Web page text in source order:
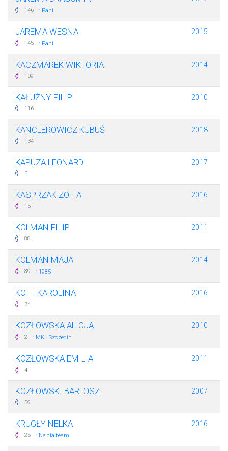
146 · Pani
JAREMA WESNA
145 · Pani
2015
KACZMAREK WIKTORIA
109
2014
KAŁUŻNY FILIP
116
2010
KANCLEROWICZ KUBUŚ
134
2018
KAPUZA LEONARD
3
2017
KASPRZAK ZOFIA
15
2016
KOLMAN FILIP
88
2011
KOLMAN MAJA
89 · 1985
2014
KOTT KAROLINA
74
2016
KOZŁOWSKA ALICJA
2 · MKL Szczecin
2010
KOZŁOWSKA EMILIA
4
2011
KOZŁOWSKI BARTOSZ
59
2007
KRUGŁY NELKA
25 · Nelcia team
2016